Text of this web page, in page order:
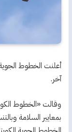
أعلنت الخطوط الجوية
آخر.
وقالت «الخطوط
بمعايير السلامة